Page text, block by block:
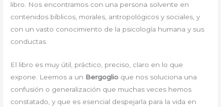
libro. Nos encontramos con una persona solvente en
contenidos bíblicos, morales, antropológicos y sociales, y
con un vasto conocimiento de la psicología humana y sus
conductas.
El libro es muy útil, práctico, preciso, claro en lo que
expone. Leemos a un Bergoglio que nos soluciona una
confusión o generalización que muchas veces hemos
constatado, y que es esencial despejarla para la vida en